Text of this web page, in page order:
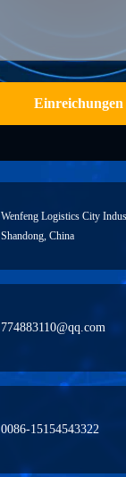
Einreichungen
Wenfeng Logistics City
Shandong, China
774883110@qq.com
0086-15154543322